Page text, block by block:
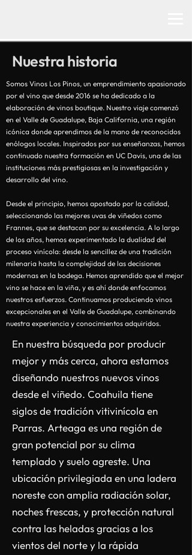
Nuestra historia
Somos Vinos Los Pinos, un emprendimiento apasionado
por el vino que desde 2016 se ha dedicado a la
elaboración de vinos boutique. Nuestro viaje comenzó
en el Valle de Guadalupe, Baja California, una región
icónica donde aprendimos de la mano de reconocidos
enólogos locales. Inspirados por sus enseñanzas, hemos
continuado nuestra formación en UC Davis, una de las
instituciones más prestigiosas en la investigación y
desarrollo del vino.
Desde el principio, hemos apostado por la calidad,
seleccionando las mejores uvas de viñedos como
Frannes, que se destacan por su excelencia. A lo largo
de los años, hemos experimentado la dualidad del
proceso vinícola: desde la sencillez de una tradición
milenaria hasta la complejidad de las decisiones
modernas en la bodega. Hemos aprendido que el mejor
vino se hace en la viña, y es ahí donde enfocamos
nuestros esfuerzos. Continuamos produciendo vinos
excepcionales en el Valle de Guadalupe, combinando
nuestra experiencia y conocimientos adquiridos.
En nuestra búsqueda por producir
mejor y más cerca, ahora estamos
diseñando nuestros nuevos vinos
desde el viñedo. Coahuila tiene
siglos de tradición vitivinícola en
Parras. Arteaga es una región de
gran potencial por su clima
templado y suelo agreste. Una
ubicación privilegiada en una ladera
noreste con amplia radiación solar,
noches frescas, y protección natural
contra las heladas gracias a los
vientos del norte y la rápida